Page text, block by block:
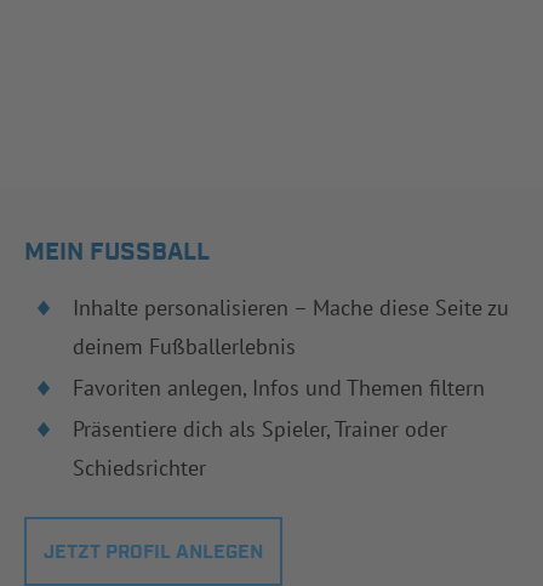
MEIN FUSSBALL
Inhalte personalisieren – Mache diese Seite zu
deinem Fußballerlebnis
Favoriten anlegen, Infos und Themen filtern
Präsentiere dich als Spieler, Trainer oder
Schiedsrichter
JETZT PROFIL ANLEGEN